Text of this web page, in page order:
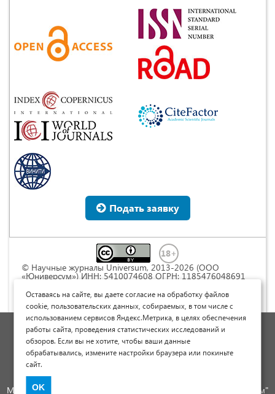
Подать заявку
© Научные журналы Universum, 2013-2026 (ООО
«Юниверсум») ИНН: 5410074608 ОГРН: 1185476048691
Commons « Attribution» («Атрибуция») 4.0
Непортированная
Политика обработки персональных данных
Договор оферты
Опубликовать научную статью
Международный научно-исследовательский журнал "Юниверсум"
Оставаясь на сайте, вы даете согласие на обработку файлов
cookie, пользовательских данных, собираемых, в том числе с
использованием сервисов Яндекс.Метрика, в целях обеспечения
работы сайта, проведения статистических исследований и
обзоров. Если вы не хотите, чтобы ваши данные
обрабатывались, измените настройки браузера или покиньте
сайт.
OK